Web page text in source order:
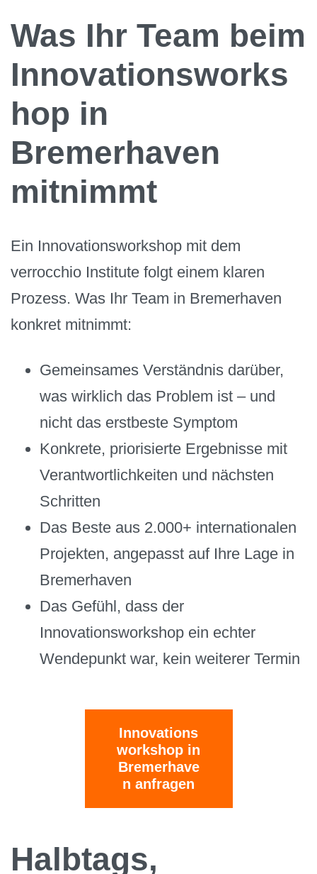
Was Ihr Team beim
Innovationsworks
hop in
Bremerhaven
mitnimmt
Ein Innovationsworkshop mit dem
verrocchio Institute folgt einem klaren
Prozess. Was Ihr Team in Bremerhaven
konkret mitnimmt:
Gemeinsames Verständnis darüber,
was wirklich das Problem ist – und
nicht das erstbeste Symptom
Konkrete, priorisierte Ergebnisse mit
Verantwortlichkeiten und nächsten
Schritten
Das Beste aus 2.000+ internationalen
Projekten, angepasst auf Ihre Lage in
Bremerhaven
Das Gefühl, dass der
Innovationsworkshop ein echter
Wendepunkt war, kein weiterer Termin
Innovations
workshop in
Bremerhave
n anfragen
Halbtags,